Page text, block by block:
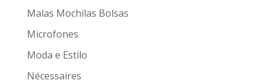
Malas Mochilas Bolsas
Microfones
Moda e Estilo
Nécessaires